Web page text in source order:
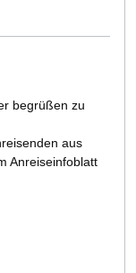
begrüßen zu
aus
Anreiseinfoblatt